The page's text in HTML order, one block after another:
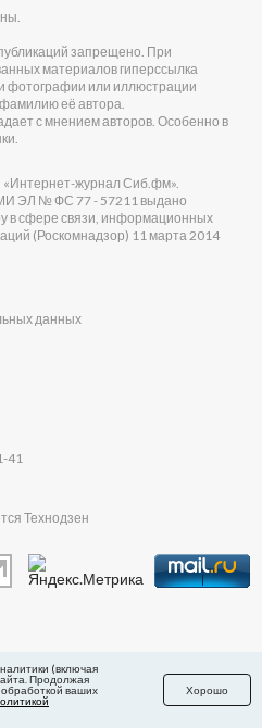
запрещено. При
материалов гиперссылка
фотографии или иллюстрации
её автора.
с мнением авторов. Особенно в
журнал Сиб.фм».
ЭЛ № ФС 77 - 57211 выдано
в сфере связи, информационных
(Роскомнадзор) 11 марта 2014
данных
41
Технодзен
(включая
Продолжая
обработкой ваших
Хорошо